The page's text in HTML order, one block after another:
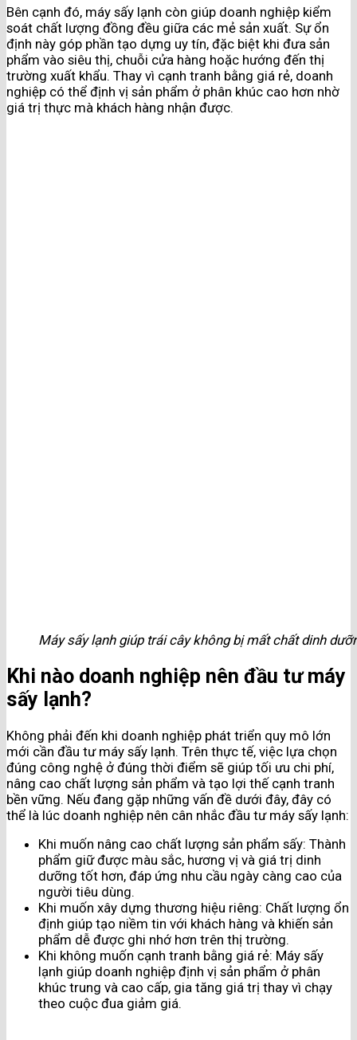
Bên cạnh đó, máy sấy lạnh còn giúp doanh nghiệp kiểm
soát chất lượng đồng đều giữa các mẻ sản xuất. Sự ổn
định này góp phần tạo dựng uy tín, đặc biệt khi đưa sản
phẩm vào siêu thị, chuỗi cửa hàng hoặc hướng đến thị
trường xuất khẩu. Thay vì cạnh tranh bằng giá rẻ, doanh
nghiệp có thể định vị sản phẩm ở phân khúc cao hơn nhờ
giá trị thực mà khách hàng nhận được.
Máy sấy lạnh giúp trái cây không bị mất chất dinh
Khi nào doanh nghiệp nên đầu tư máy
sấy lạnh?
Không phải đến khi doanh nghiệp phát triển quy mô lớn
mới cần đầu tư máy sấy lạnh. Trên thực tế, việc lựa chọn
đúng công nghệ ở đúng thời điểm sẽ giúp tối ưu chi phí,
nâng cao chất lượng sản phẩm và tạo lợi thế cạnh tranh
bền vững. Nếu đang gặp những vấn đề dưới đây, đây có
thể là lúc doanh nghiệp nên cân nhắc đầu tư máy sấy lạnh:
Khi muốn nâng cao chất lượng sản phẩm sấy: Thành
phẩm giữ được màu sắc, hương vị và giá trị dinh
dưỡng tốt hơn, đáp ứng nhu cầu ngày càng cao của
người tiêu dùng.
Khi muốn xây dựng thương hiệu riêng: Chất lượng ổn
định giúp tạo niềm tin với khách hàng và khiến sản
phẩm dễ được ghi nhớ hơn trên thị trường.
Khi không muốn cạnh tranh bằng giá rẻ: Máy sấy
lạnh giúp doanh nghiệp định vị sản phẩm ở phân
khúc trung và cao cấp, gia tăng giá trị thay vì chạy
theo cuộc đua giảm giá.